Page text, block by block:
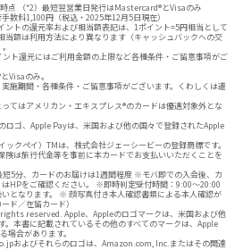
点 （*2）最短翌営業日発行はMastercard®とVisaのみ
数料1,100円（税込・2025年12月5日現在）
トの還元率および相当額表記は、1ポイント=5円相当として
当額は利用方法により異なります（キャッシュバックへの交
ト還元にはご利用金額の上限など各種条件・ご留意事項がご
Visaのみ。
施期間・各種条件・ご留意事項がございます。くわしくは遷
てはアメリカン・エキスプレス®のカードは優遇対象外とな
ロゴ、Apple Payは、米国および他の国々で登録されたApple
クペイ）TMは、株式会社ジェーシービーの登録商標です。
は旅行代金等を事前に本カードでお支払いいただくことを
5分、カードのお届けは1週間程度 ※モバ即での入会後、カ
HPをご確認ください。 ※即時判定受付時間：9:00～20:00
となります。 ※ 顔写真付き本人確認書類による本人確認が
ド／在留カード）
reserved. Apple、Appleのロゴマークは、米国および他
。本書に記載されているその他のすべてのマークは、Apple
場合があります。
およびそれらのロゴは、Amazon.com, Inc.またはその関連